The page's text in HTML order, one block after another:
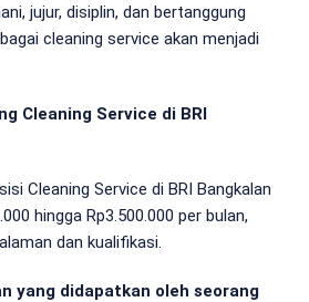
jujur, disiplin, dan bertanggung
cleaning service akan menjadi
Cleaning Service di BRI
Cleaning Service di BRI Bangkalan
hingga Rp3.500.000 per bulan,
dan kualifikasi.
yang didapatkan oleh seorang